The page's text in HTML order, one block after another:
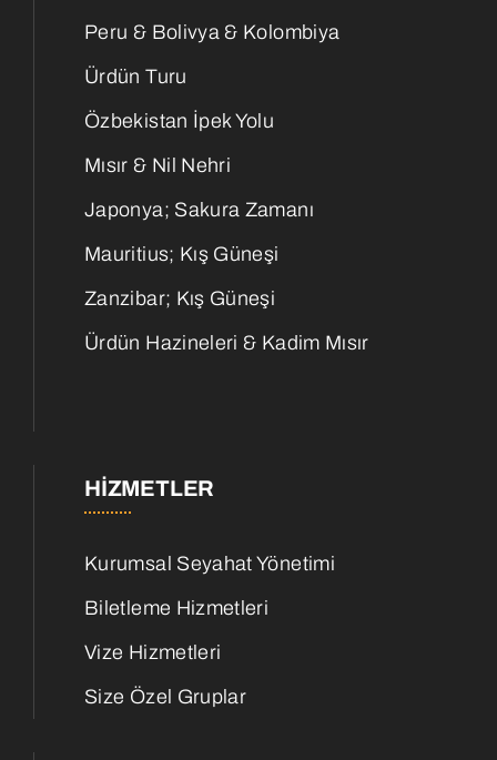
Peru & Bolivya & Kolombiya
Ürdün Turu
Özbekistan İpek Yolu
Mısır & Nil Nehri
Japonya; Sakura Zamanı
Mauritius; Kış Güneşi
Zanzibar; Kış Güneşi
Ürdün Hazineleri & Kadim Mısır
HIZMETLER
Kurumsal Seyahat Yönetimi
Biletleme Hizmetleri
Vize Hizmetleri
Size Özel Gruplar